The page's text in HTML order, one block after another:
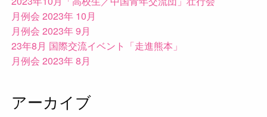
月例会 2023年 10月
月例会 2023年 9月
23年8月 国際交流イベント「走進熊本」
月例会 2023年 8月
アーカイブ